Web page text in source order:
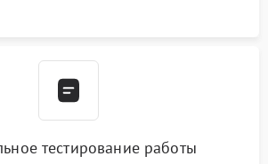
тестирование работы